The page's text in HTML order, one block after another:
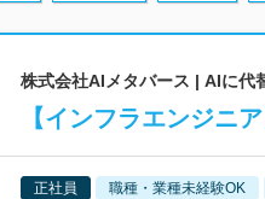
株式会社AIメタバース | AIに代
【インフラエンジニ
正社員 職種・業種未経験OK